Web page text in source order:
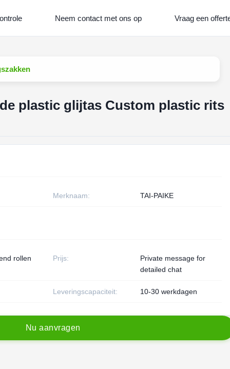
Neem contact met ons op Vraag een
plastic glijtas Custom plastic rits
Merknaam: TAI-PAIKE
rollen Prijs:
Private message for
detailed chat
Leveringscapaciteit: 10-30 werkdagen
N u aanvragen